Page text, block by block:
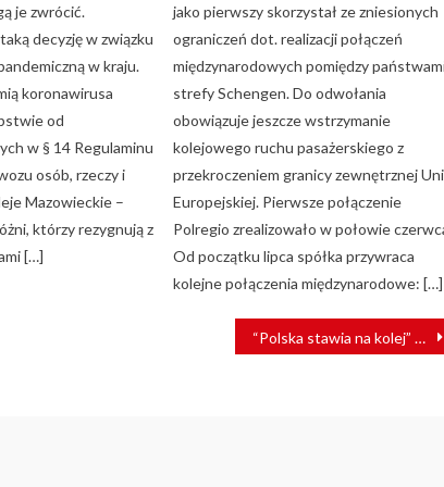
je zwrócić.
decyzję w związku
w kraju.
koronawirusa
od
w § 14 Regulaminu
osób, rzeczy i
Mazowieckie –
którzy rezygnują z
[…]
jako pierwszy skorzystał ze zniesionych
ograniczeń dot. realizacji połączeń
międzynarodowych pomiędzy
strefy Schengen. Do odwołania
obowiązuje jeszcze wstrzymanie
kolejowego ruchu pasażerskiego z
przekroczeniem granicy zewnętrznej
Europejskiej. Pierwsze połączenie
Polregio zrealizowało w połowie
Od początku lipca spółka przywraca
kolejne połączenia międzynarodowe: […]
“Polska stawia na kolej” – podsumowujemy debatę otwarcia II Kongresu Rozwoju Kolei